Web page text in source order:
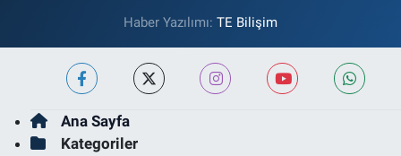
Haber Yazılımı: TE Bilişim
Ana Sayfa
Kategoriler